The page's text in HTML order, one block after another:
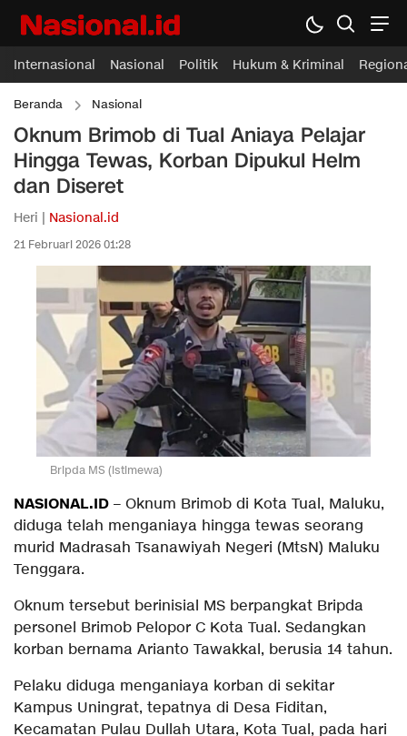
Internasional Nasional Politik Hukum & Kriminal
Beranda Nasional
Oknum Brimob di Tual Aniaya Pelajar
Hingga Tewas, Korban Dipukul Helm
dan Diseret
Heri | Nasional.id
21 Februari 2026 01:28
Bripda MS (istimewa)
NASIONAL.ID – Oknum Brimob di Kota Tual, Maluku,
diduga telah menganiaya hingga tewas seorang
murid Madrasah Tsanawiyah Negeri (MtsN) Maluku
Tenggara.
Oknum tersebut berinisial MS berpangkat Bripda
personel Brimob Pelopor C Kota Tual. Sedangkan
korban bernama Arianto Tawakkal, berusia 14 tahun.
Pelaku diduga menganiaya korban di sekitar
Kampus Uningrat, tepatnya di Desa Fiditan,
Kecamatan Pulau Dullah Utara, Kota Tual, pada hari